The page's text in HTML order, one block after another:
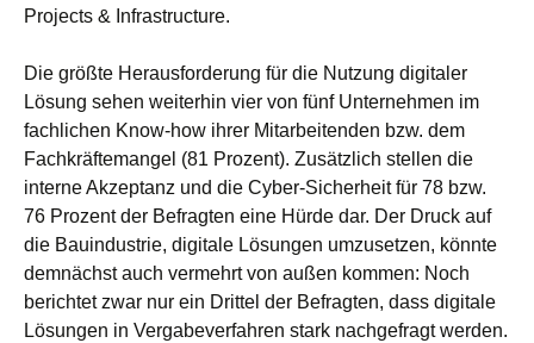
Projects & Infrastructure.
Die größte Herausforderung für die Nutzung digitaler
Lösung sehen weiterhin vier von fünf Unternehmen im
fachlichen Know-how ihrer Mitarbeitenden bzw. dem
Fachkräftemangel (81 Prozent). Zusätzlich stellen die
interne Akzeptanz und die Cyber-Sicherheit für 78 bzw.
76 Prozent der Befragten eine Hürde dar. Der Druck auf
die Bauindustrie, digitale Lösungen umzusetzen, könnte
demnächst auch vermehrt von außen kommen: Noch
berichtet zwar nur ein Drittel der Befragten, dass digitale
Lösungen in Vergabeverfahren stark nachgefragt werden.